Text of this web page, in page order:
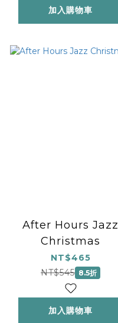
加入購物車
After Hours Jazz
Christmas
NT$465
NT$545 8.5折
加入購物車